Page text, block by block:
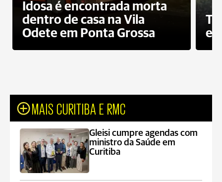
Idosa é encontrada morta
dentro de casa na Vila
Odete em Ponta Grossa
e
MAIS CURITIBA E RMC
Gleisi cumpre agendas com
ministro da Saúde em
Curitiba